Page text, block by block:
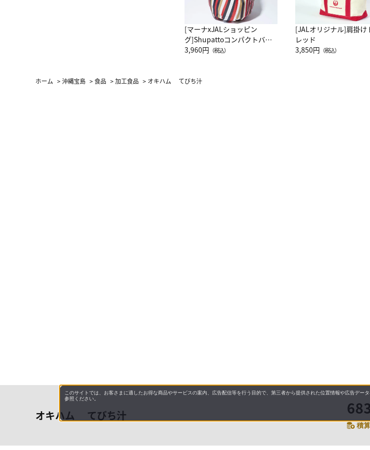
オキハム てびち汁
積
[マーナxJALショッピン
グ]Shupattoコンパクトバッ
グ Drop JAL客室乗務員
3,960円 （税込）
[JALオリジナル]肩掛け
レッド
3,850円 （税込）
ホーム >沖縄宝島 >食品 >加工食品 > オキハム てびち汁
このサイトでは、お客さまに適したお得な商品やサービスの案内、広告配信等を行う目的で、第三者から提供された位置情報や広告デー
参照ください。